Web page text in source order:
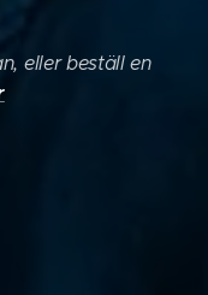
eller beställ en